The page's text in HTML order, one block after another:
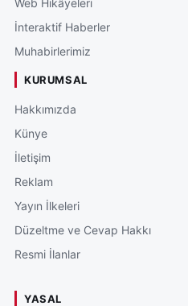
İnteraktif Haberler
Muhabirlerimiz
KURUMSAL
Hakkımızda
Künye
İletişim
Reklam
Yayın İlkeleri
Düzeltme ve Cevap Hakkı
Resmi İlanlar
YASAL